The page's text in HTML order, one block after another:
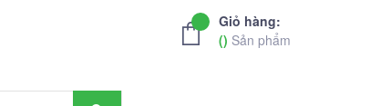
Giỏ hàng:
() Sản phẩm